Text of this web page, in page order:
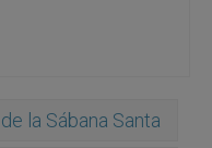
la Sábana Santa